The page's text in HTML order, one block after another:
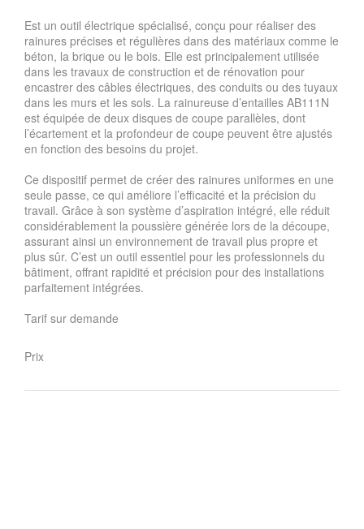
Est un outil électrique spécialisé, conçu pour réaliser des
rainures précises et régulières dans des matériaux comme le
béton, la brique ou le bois. Elle est principalement utilisée
dans les travaux de construction et de rénovation pour
encastrer des câbles électriques, des conduits ou des tuyaux
dans les murs et les sols. La rainureuse d’entailles AB111N
est équipée de deux disques de coupe parallèles, dont
l’écartement et la profondeur de coupe peuvent être ajustés
en fonction des besoins du projet.
Ce dispositif permet de créer des rainures uniformes en une
seule passe, ce qui améliore l’efficacité et la précision du
travail. Grâce à son système d’aspiration intégré, elle réduit
considérablement la poussière générée lors de la découpe,
assurant ainsi un environnement de travail plus propre et
plus sûr. C’est un outil essentiel pour les professionnels du
bâtiment, offrant rapidité et précision pour des installations
parfaitement intégrées.
Tarif sur demande
Prix